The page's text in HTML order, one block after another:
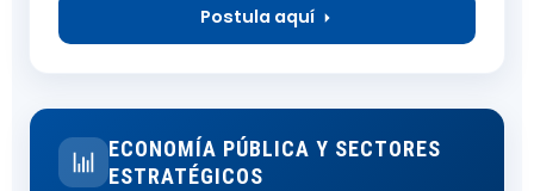
Postula aquí
ECONOMÍA PÚBLICA Y SECTORES
ESTRATÉGICOS